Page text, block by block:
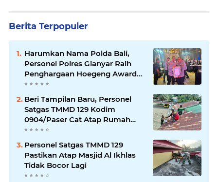
Berita Terpopuler
Harumkan Nama Polda Bali,
Personel Polres Gianyar Raih
Penghargaan Hoegeng Awards
2026
Beri Tampilan Baru, Personel
Satgas TMMD 129 Kodim
0904/Paser Cat Atap Rumah
Marbot
Personel Satgas TMMD 129
Pastikan Atap Masjid Al Ikhlas
Tidak Bocor Lagi